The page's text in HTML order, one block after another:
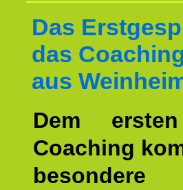
Das
das
aus
Dem
Coaching